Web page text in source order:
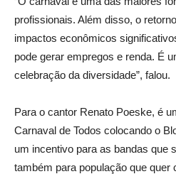
profissionais. Além disso, o
impactos econômicos
pode gerar empregos e renda. É
celebração da diversidade”, falou.
Para o cantor Renato Poeske, é
Carnaval de Todos colocando o
um incentivo para as bandas que
também para população que